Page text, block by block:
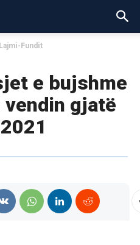
Lajmi-Fundit
e bujshme
gjatë